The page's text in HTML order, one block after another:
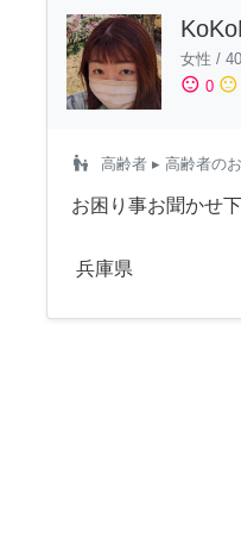
女性 /
sentiment_satisfied 0 sentiment_neutral
escalator_warning 高齢者 ▸ 高齢者の
お困り事お聞かせ
兵庫県